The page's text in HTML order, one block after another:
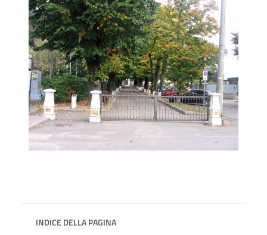
INDICE DELLA PAGINA